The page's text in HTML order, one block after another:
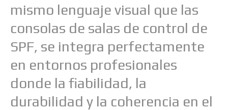
mismo lenguaje visual que las
consolas de salas de control de
SPF, se integra perfectamente
en entornos profesionales
donde la fiabilidad, la
durabilidad y la coherencia en el